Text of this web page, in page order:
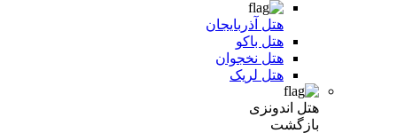
هتل آذربایجان
هتل باکو
هتل نخجوان
هتل لریک
هتل اندونزی
بازگشت